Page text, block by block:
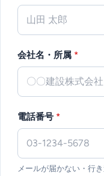
会社名・所属 *
電話番号 *
メールが届かない・行